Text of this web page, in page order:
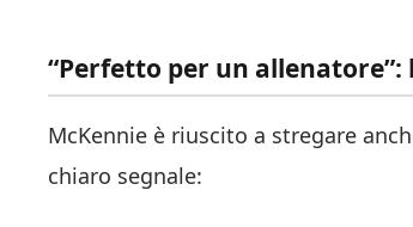
“Perfetto per un
McKennie è riuscito a stregare
chiaro segnale: